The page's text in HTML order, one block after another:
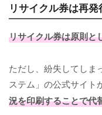
リサイクル券は再
リサイクル券は原則と
ただし、紛失してしま
ステム」の公式サイト
況を印刷することで代